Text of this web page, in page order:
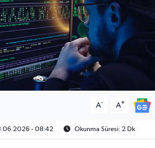
A- A+
- 08:42 Okunma Süresi: 2 Dk